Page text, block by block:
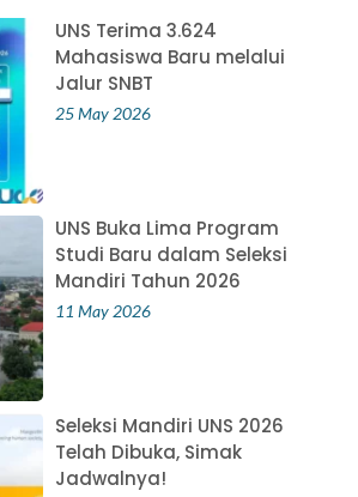
UNS Terima 3.624
Mahasiswa Baru melalui
Jalur SNBT
25 May 2026
UNS Buka Lima Program
Studi Baru dalam Seleksi
Mandiri Tahun 2026
11 May 2026
Seleksi Mandiri UNS 2026
Telah Dibuka, Simak
Jadwalnya!